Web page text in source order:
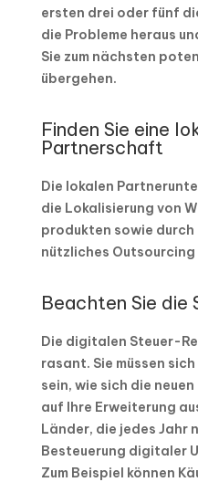
ersten drei oder fünf
die Probleme heraus
Sie zum nächsten
übergehen.
Finden Sie eine
Partnerschaft
Die lokalen
die Lokalisierung von
produkten sowie durch
nützliches
Beachten Sie die
Die digitalen Steuer-
rasant. Sie müssen
sein, wie sich die
auf Ihre Erweiterung
Länder, die jedes Jahr
Besteuerung digitaler
Zum Beispiel können